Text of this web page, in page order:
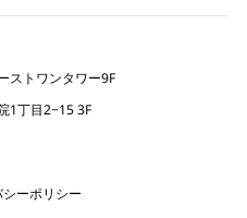
ストワンタワー9F
1丁目2−15 3F
ーポリシー